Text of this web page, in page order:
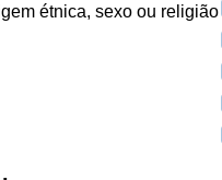
étnica, sexo ou religião